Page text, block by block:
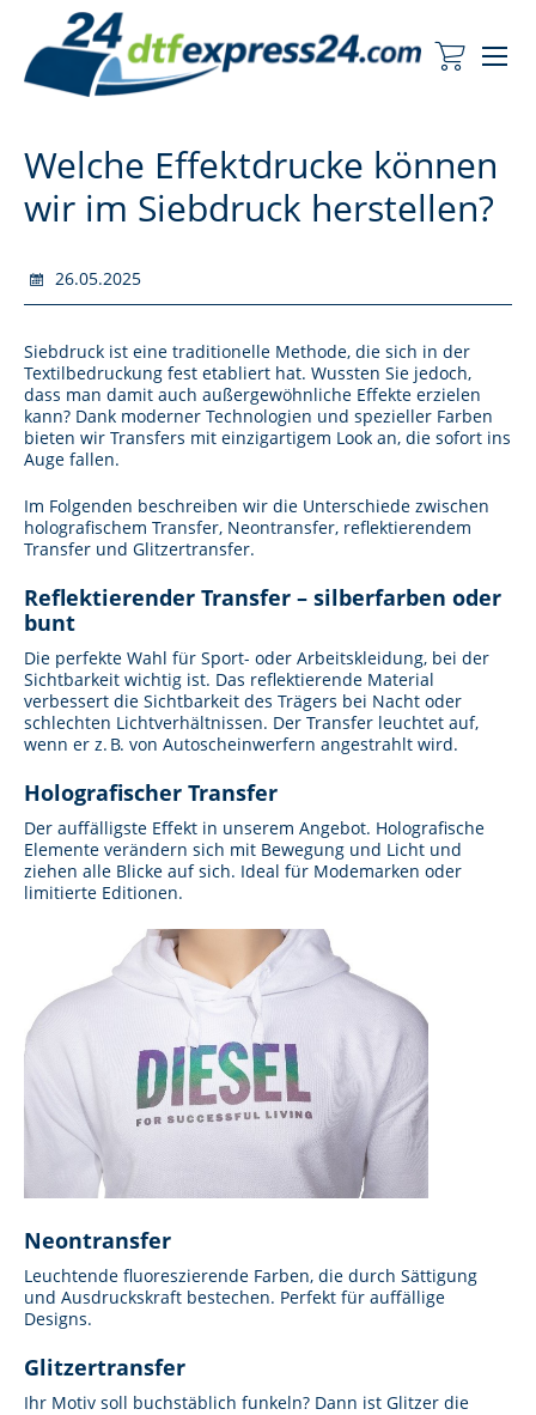
Mein
Welche Effektdrucke können
wir im Siebdruck herstellen?
26.05.2025
Siebdruck ist eine traditionelle Methode, die sich in der
Textilbedruckung fest etabliert hat. Wussten Sie jedoch,
dass man damit auch außergewöhnliche Effekte erzielen
kann? Dank moderner Technologien und spezieller Farben
bieten wir Transfers mit einzigartigem Look an, die sofort ins
Auge fallen.
Im Folgenden beschreiben wir die Unterschiede zwischen
holografischem Transfer, Neontransfer, reflektierendem
Transfer und Glitzertransfer.
Reflektierender Transfer – silberfarben oder
bunt
Die perfekte Wahl für Sport- oder Arbeitskleidung, bei der
Sichtbarkeit wichtig ist. Das reflektierende Material
verbessert die Sichtbarkeit des Trägers bei Nacht oder
schlechten Lichtverhältnissen. Der Transfer leuchtet auf,
wenn er z. B. von Autoscheinwerfern angestrahlt wird.
Holografischer Transfer
Der auffälligste Effekt in unserem Angebot. Holografische
Elemente verändern sich mit Bewegung und Licht und
ziehen alle Blicke auf sich. Ideal für Modemarken oder
limitierte Editionen.
Neontransfer
Leuchtende fluoreszierende Farben, die durch Sättigung
und Ausdruckskraft bestechen. Perfekt für auffällige
Designs.
Glitzertransfer
Ihr Motiv soll buchstäblich funkeln? Dann ist Glitzer die